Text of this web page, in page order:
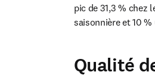
pic de 31,3 % chez
saisonnière et 10
Qualité